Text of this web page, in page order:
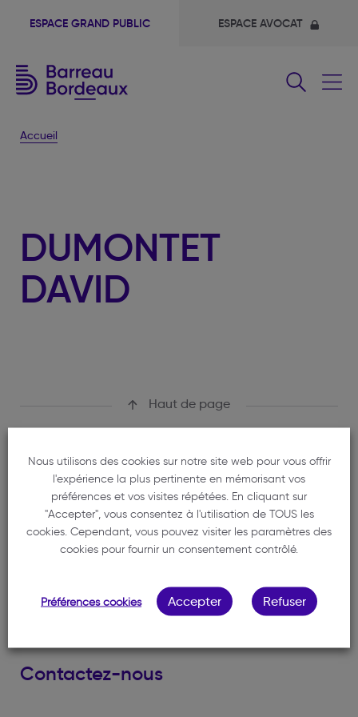
ESPACE GRAND PUBLIC ESPACE AVOCAT
Accueil
DUMONTET
DAVID
Haut de page
Ordre des avocats du Barreau de Bordeaux
1 rue de Cursol
33000 BORDEAUX
Trouver un avocat
Contactez-nous
Nous utilisons des cookies sur notre site web pour vous offrir
l'expérience la plus pertinente en mémorisant vos
préférences et vos visites répétées. En cliquant sur
"Accepter", vous consentez à l'utilisation de TOUS les
cookies. Cependant, vous pouvez visiter les paramètres des
cookies pour fournir un consentement contrôlé.
Préférences cookies Accepter Refuser